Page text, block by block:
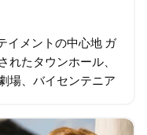
イメントの中心地 ガ
れたタウンホール、
場、バイセンテニア